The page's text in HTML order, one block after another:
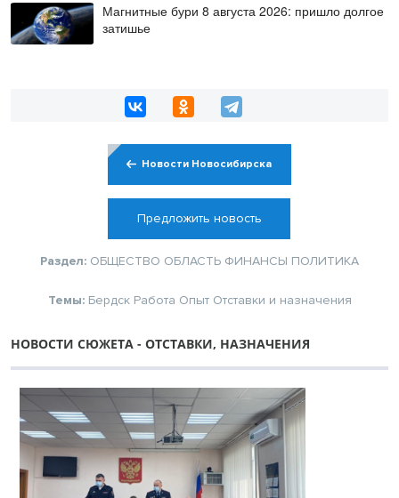
Магнитные бури 8 августа 2026: пришло долгое
затишье
Новости Новосибирска
Предложить новость
Раздел: ОБЩЕСТВО ОБЛАСТЬ ФИНАНСЫ ПОЛИТИКА
Темы: Бердск Работа Опыт Отставки и назначения
НОВОСТИ СЮЖЕТА - ОТСТАВКИ, НАЗНАЧЕНИЯ